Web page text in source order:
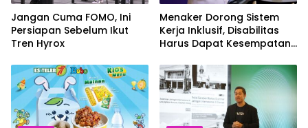
Jangan Cuma FOMO, Ini
Persiapan Sebelum Ikut
Tren Hyrox
Menaker Dorong Sistem
Kerja Inklusif, Disabilitas
Harus Dapat Kesempatan